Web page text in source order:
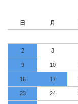
日 月
2 3
9 10
16 17
23 24